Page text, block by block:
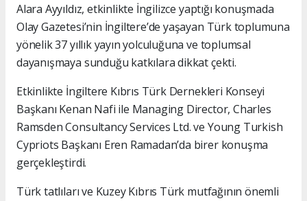
Alara Ayyıldız, etkinlikte İngilizce yaptığı konuşmada
Olay Gazetesi’nin İngiltere’de yaşayan Türk toplumuna
yönelik 37 yıllık yayın yolculuğuna ve toplumsal
dayanışmaya sunduğu katkılara dikkat çekti.
Etkinlikte İngiltere Kıbrıs Türk Dernekleri Konseyi
Başkanı Kenan Nafi ile Managing Director, Charles
Ramsden Consultancy Services Ltd. ve Young Turkish
Cypriots Başkanı Eren Ramadan’da birer konuşma
gerçekleştirdi.
Türk tatlıları ve Kuzey Kıbrıs Türk mutfağının önemli